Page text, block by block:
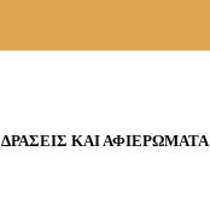
ΔΡΑΣΕΙΣ ΚΑΙ ΑΦΙΕΡΩΜΑΤΑ